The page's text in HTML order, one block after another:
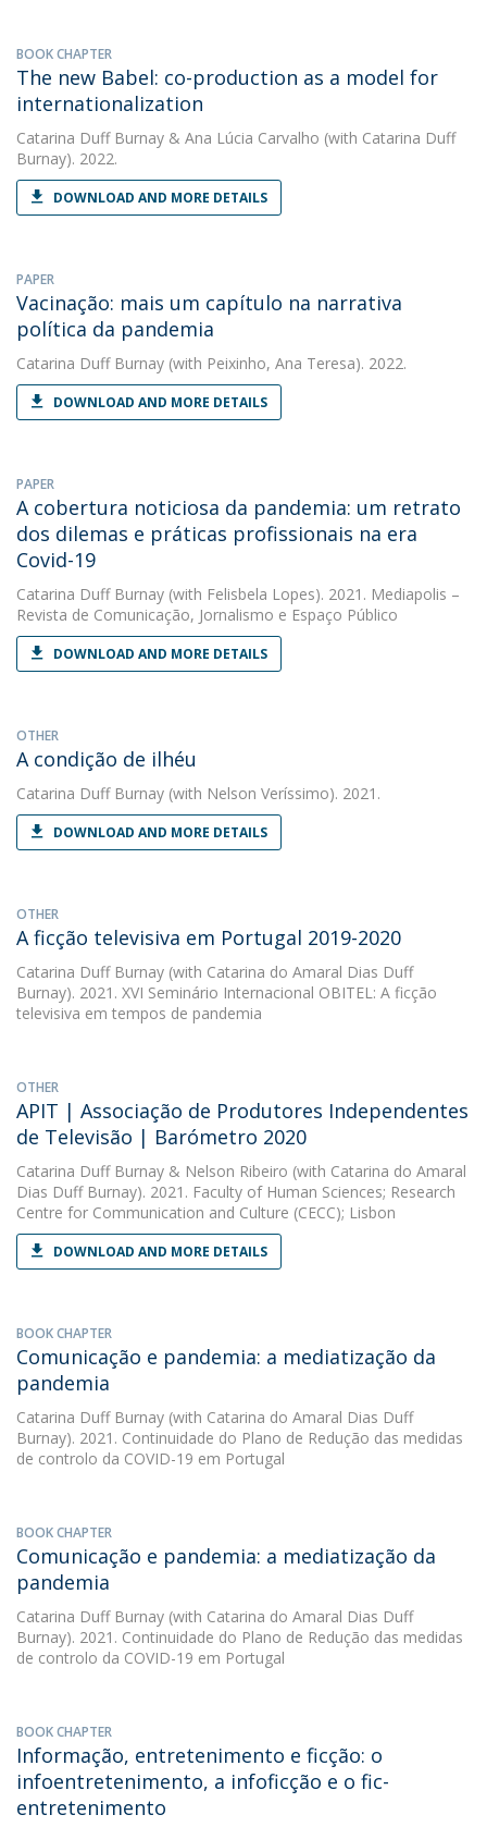
BOOK CHAPTER
The new Babel: co-production as a model for
internationalization
Catarina Duff Burnay & Ana Lúcia Carvalho (with Catarina Duff
Burnay). 2022.
DOWNLOAD AND MORE DETAILS
PAPER
Vacinação: mais um capítulo na narrativa
política da pandemia
Catarina Duff Burnay (with Peixinho, Ana Teresa). 2022.
DOWNLOAD AND MORE DETAILS
PAPER
A cobertura noticiosa da pandemia: um retrato
dos dilemas e práticas profissionais na era
Covid-19
Catarina Duff Burnay (with Felisbela Lopes). 2021. Mediapolis –
Revista de Comunicação, Jornalismo e Espaço Público
DOWNLOAD AND MORE DETAILS
OTHER
A condição de ilhéu
Catarina Duff Burnay (with Nelson Veríssimo). 2021.
DOWNLOAD AND MORE DETAILS
OTHER
A ficção televisiva em Portugal 2019-2020
Catarina Duff Burnay (with Catarina do Amaral Dias Duff
Burnay). 2021. XVI Seminário Internacional OBITEL: A ficção
televisiva em tempos de pandemia
OTHER
APIT | Associação de Produtores Independentes
de Televisão | Barómetro 2020
Catarina Duff Burnay & Nelson Ribeiro (with Catarina do Amaral
Dias Duff Burnay). 2021. Faculty of Human Sciences; Research
Centre for Communication and Culture (CECC); Lisbon
DOWNLOAD AND MORE DETAILS
BOOK CHAPTER
Comunicação e pandemia: a mediatização da
pandemia
Catarina Duff Burnay (with Catarina do Amaral Dias Duff
Burnay). 2021. Continuidade do Plano de Redução das medidas
de controlo da COVID-19 em Portugal
BOOK CHAPTER
Comunicação e pandemia: a mediatização da
pandemia
Catarina Duff Burnay (with Catarina do Amaral Dias Duff
Burnay). 2021. Continuidade do Plano de Redução das medidas
de controlo da COVID-19 em Portugal
BOOK CHAPTER
Informação, entretenimento e ficção: o
infoentretenimento, a infoficção e o fic-
entretenimento